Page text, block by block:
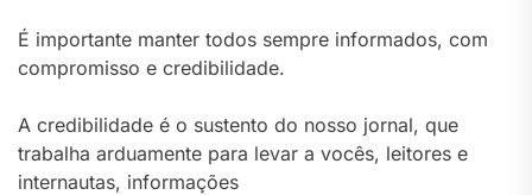
É importante manter todos sempre informados, com
compromisso e credibilidade.
A credibilidade é o sustento do nosso jornal, que
trabalha arduamente para levar a vocês, leitores e
internautas, informações